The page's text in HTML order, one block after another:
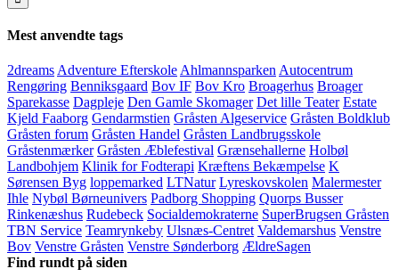
Mest anvendte tags
2dreams Adventure Efterskole Ahlmannsparken Autocentrum
Rengøring Benniksgaard Bov IF Bov Kro Broagerhus Broager
Sparekasse Dagpleje Den Gamle Skomager Det lille Teater Estate
Kjeld Faaborg Gendarmstien Gråsten Algeservice Gråsten Boldklub
Gråsten forum Gråsten Handel Gråsten Landbrugsskole
Gråstenmærker Gråsten Æblefestival Grænsehallerne Holbøl
Landbohjem Klinik for Fodterapi Kræftens Bekæmpelse K
Sørensen Byg loppemarked LTNatur Lyreskovskolen Malermester
Ihle Nybøl Børneunivers Padborg Shopping Quorps Busser
Rinkenæshus Rudebeck Socialdemokraterne SuperBrugsen Gråsten
TBN Service Teamrynkeby Ulsnæs-Centret Valdemarshus Venstre
Bov Venstre Gråsten Venstre Sønderborg ÆldreSagen
Find rundt på siden